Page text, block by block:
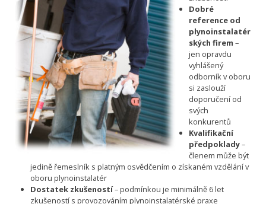
Dobré
reference od
plynoinstalatér
ských firem –
jen opravdu
vyhlášený
odborník v oboru
si zaslouží
doporučení od
svých
konkurentů
Kvalifikační
předpoklady–
členem může být
jedině řemeslník s platným osvědčením o získaném vzdělání v
oboru plynoinstalatér
Dostatek zkušeností– podmínkou je minimálně 6 let
zkušeností s provozováním plynoinstalatérské praxe